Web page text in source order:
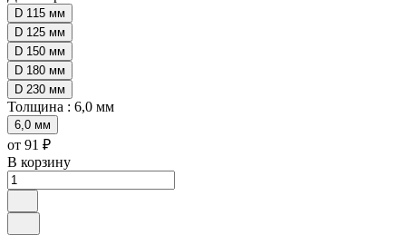
D 115 мм
D 125 мм
D 150 мм
D 180 мм
D 230 мм
Толщина : 6,0 мм
6,0 мм
от 91 ₽
В корзину